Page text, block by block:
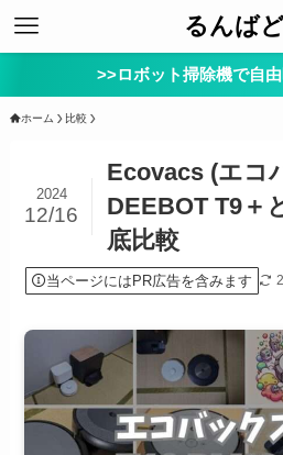
るんば
>>ロボット掃除機で自
ホーム 比較
Ecovacs (エコ
DEEBOT T9＋
底比較
2024
12/16
当ページにはPR広告を含みます